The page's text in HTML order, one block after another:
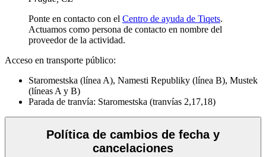
Ponte en contacto con el Centro de ayuda de Tiqets.
Actuamos como persona de contacto en nombre del
proveedor de la actividad.
Acceso en transporte público:
Staromestska (línea A), Namesti Republiky (línea B), Mustek
(líneas A y B)
Parada de tranvía: Staromestska (tranvías 2,17,18)
Política de cambios de fecha y
cancelaciones